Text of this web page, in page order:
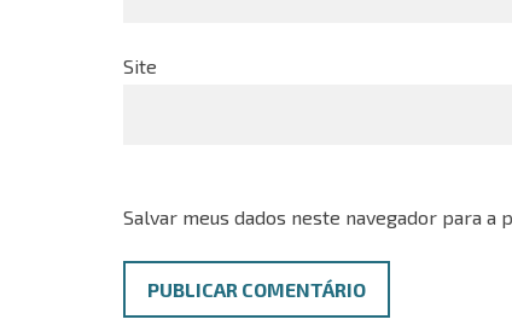
Site
Salvar meus dados neste navegador para a